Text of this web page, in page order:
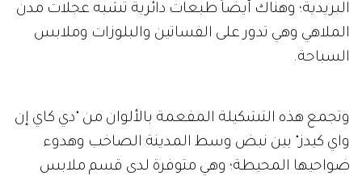
البريدية؛ وهناك أيضاً طبعات دائرية تشبه عجلات مدن
الملاهي وهي تدور على الفساتين والبلوزات وملابس
السباحة.
وتجمع هذه التشكيلة المفعمة بالألوان من "دي كاي إن
واي كيدز" بين نبض وسط المدينة الصاخب وهدوء
ضواحيها المحيطة؛ وهي متوفرة لدى قسم ملابس